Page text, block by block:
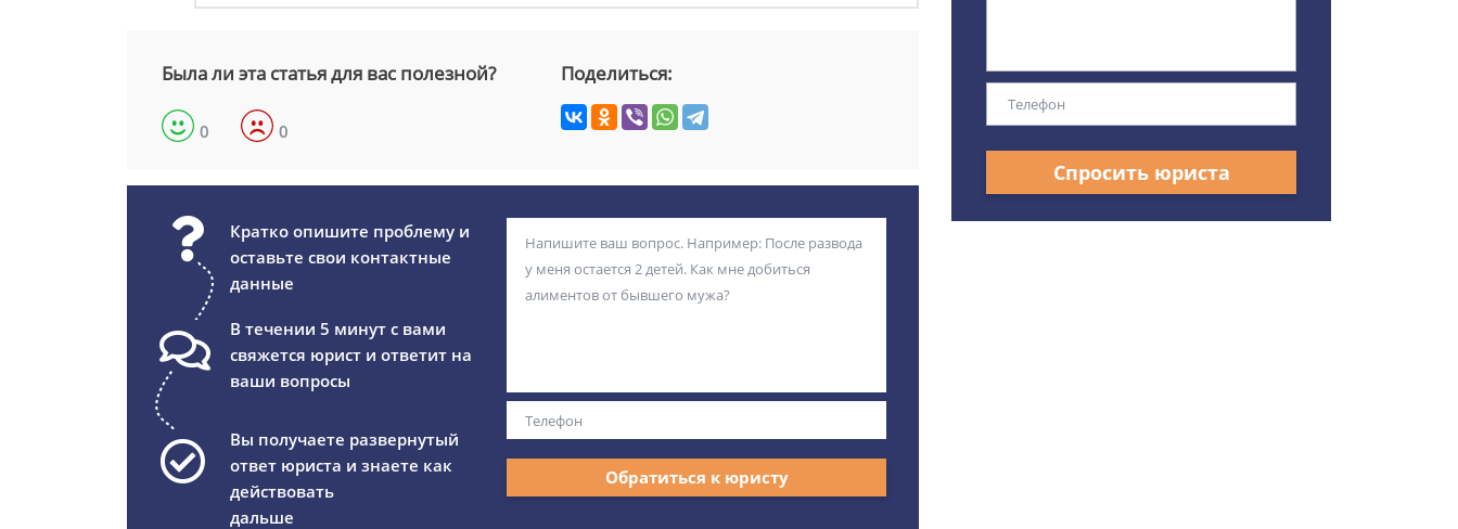
Была ли эта статья для вас полезной?
0 0
Поделиться:
Кратко опишите проблему и
оставьте свои контактные
данные
В течении 5 минут с вами
свяжется юрист и ответит на
ваши вопросы
Вы получаете развернутый
ответ юриста и знаете как
действовать
дальше
Обратиться к юристу
Спросить юриста